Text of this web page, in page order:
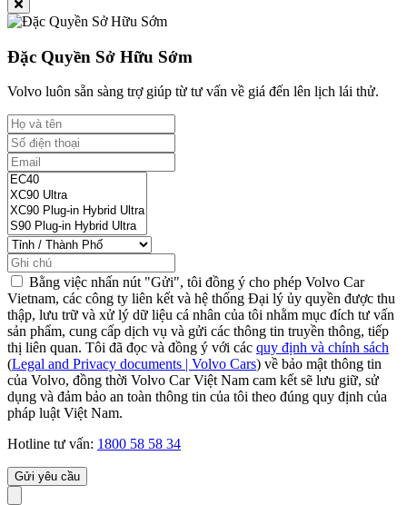
Đặc Quyền Sở Hữu Sớm
Volvo luôn sẵn sàng trợ giúp từ tư vấn về giá đến lên lịch lái thử.
Bằng việc nhấn nút "Gửi", tôi đồng ý cho phép Volvo Car
Vietnam, các công ty liên kết và hệ thống Đại lý ủy quyền được thu
thập, lưu trữ và xử lý dữ liệu cá nhân của tôi nhằm mục đích tư vấn
sản phẩm, cung cấp dịch vụ và gửi các thông tin truyền thông, tiếp
thị liên quan. Tôi đã đọc và đồng ý với các quy định và chính sách
(Legal and Privacy documents | Volvo Cars) về bảo mật thông tin
của Volvo, đồng thời Volvo Car Việt Nam cam kết sẽ lưu giữ, sử
dụng và đảm bảo an toàn thông tin của tôi theo đúng quy định của
pháp luật Việt Nam.
Hotline tư vấn: 1800 58 58 34
Gửi yêu cầu